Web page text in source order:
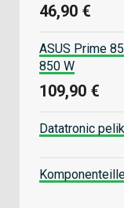
46,90 €
ASUS Prime
850 W
109,90 €
Datatronic